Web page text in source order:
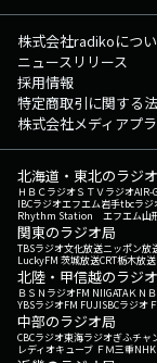
株式会社radikoにつ
ニュースリリース
採用情報
特定商取引に関する
株式会社メディアプ
北海道・東北のラジ
ＨＢＣラジオＳＴＶラジオAIR-
IBCラジオエフエム岩手tbcラジ
Rhythm Station エフエム山
関東のラジオ局
TBSラジオ文化放送ニッポン放
LuckyFM 茨城放送CRT栃木放送
北陸・甲信越のラジ
ＢＳＮラジオFM NIIGATAＫＮ
YBSラジオFM FUJISBCラジオ
中部のラジオ局
CBCラジオ東海ラジオぎふチャ
レディオキューブ ＦＭ三重NHK